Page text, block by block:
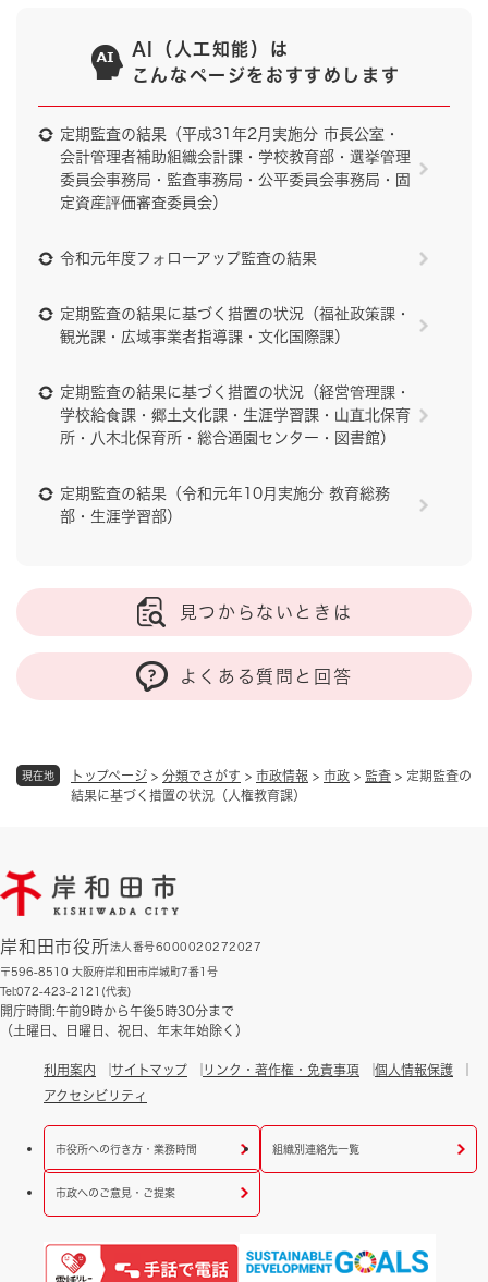
現在地 トップページ > 分類でさがす > 市政情報 > 市政 > 監査 > 定期監査の
結果に基づく措置の状況（人権教育課）
AI（人工知能）は
こんなページをおすすめします
定期監査の結果（平成31年2月実施分 市長公室・
会計管理者補助組織会計課・学校教育部・選挙管理
委員会事務局・監査事務局・公平委員会事務局・固
定資産評価審査委員会）
令和元年度フォローアップ監査の結果
定期監査の結果に基づく措置の状況（福祉政策課・
観光課・広域事業者指導課・文化国際課）
定期監査の結果に基づく措置の状況（経営管理課・
学校給食課・郷土文化課・生涯学習課・山直北保育
所・八木北保育所・総合通園センター・図書館）
定期監査の結果（令和元年10月実施分 教育総務
部・生涯学習部）
見つからないときは
よくある質問と回答
岸和田市役所法人番号6000020272027
〒596-8510 大阪府岸和田市岸城町7番1号
Tel:072-423-2121(代表)
開庁時間:午前9時から午後5時30分まで
（土曜日、日曜日、祝日、年末年始除く）
利用案内 サイトマップ リンク・著作権・免責事項
個人情報保護
アクセシビリティ
市役所への行き方・業務時間 組織別連絡先一覧
市政へのご意見・ご提案